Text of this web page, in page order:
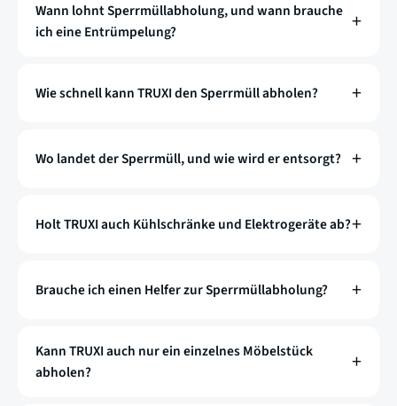
Wann lohnt Sperrmüllabholung, und wann brauche
ich eine Entrümpelung?
Wie schnell kann TRUXI den Sperrmüll abholen?
Wo landet der Sperrmüll, und wie wird er entsorgt?
Holt TRUXI auch Kühlschränke und Elektrogeräte ab?
Brauche ich einen Helfer zur Sperrmüllabholung?
Kann TRUXI auch nur ein einzelnes Möbelstück
abholen?